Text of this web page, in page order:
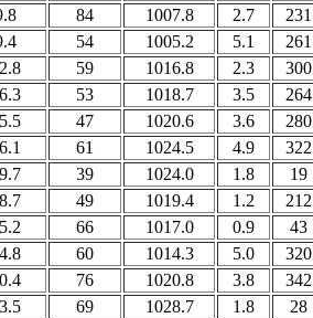
84 1007.8 2.7
231
54 1005.2 5.1
261
59 1016.8 2.3
300
53 1018.7 3.5
264
47 1020.6 3.6
280
61 1024.5 4.9
322
39 1024.0 1.8
19
49 1019.4 1.2
212
66 1017.0 0.9
43
60 1014.3 5.0
320
76 1020.8 3.8
342
69 1028.7 1.8
28